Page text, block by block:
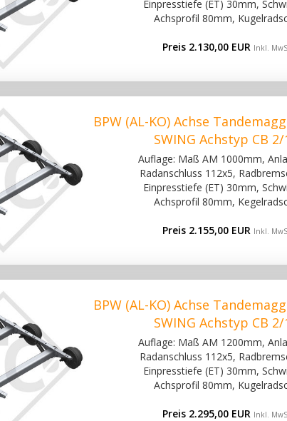
Einpresstiefe (ET) 30mm,
Achsprofil 80mm,
Preis 2.130,00 EUR Inkl.
BPW (AL-KO) Achse
SWING Achstyp CB
Auflage: Maß AM 1000mm,
Radanschluss 112x5,
Einpresstiefe (ET) 30mm,
Achsprofil 80mm,
Preis 2.155,00 EUR Inkl.
BPW (AL-KO) Achse
SWING Achstyp CB
Auflage: Maß AM 1200mm,
Radanschluss 112x5,
Einpresstiefe (ET) 30mm,
Achsprofil 80mm,
Preis 2.295,00 EUR Inkl.